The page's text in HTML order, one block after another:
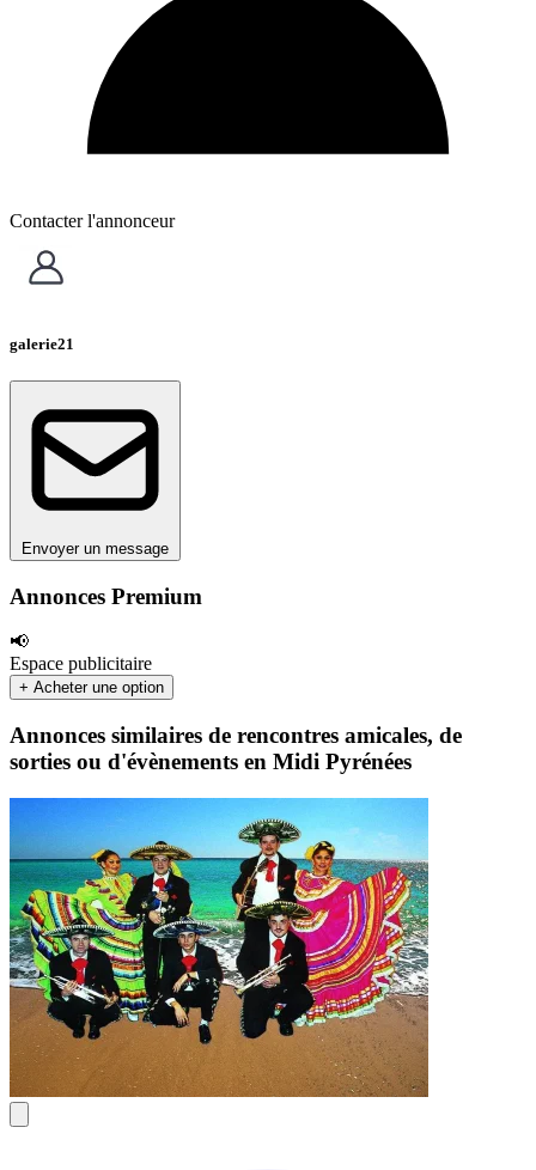
Annonces Premium
📢
Espace publicitaire
+ Acheter une option
Contacter l'annonceur
galerie21
Envoyer un message
Annonces similaires de rencontres amicales, de
sorties ou d'évènements en Midi Pyrénées